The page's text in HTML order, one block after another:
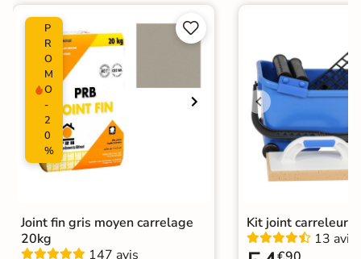
Bords Non-rectifié
Finition Mate
Surface Lisse Antidérapante
Résistant au Gel
Pièce humides
Chauffant
Conditionnement
P
R
O
M
O
-
2
0
%


Joint fin gris moyen carrelage
20kg
147 avis
Kit joint carreleur
13 avis